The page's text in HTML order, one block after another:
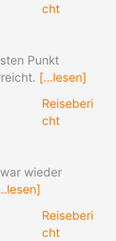
cht
Punkt
[…lesen]
Reiseberi
cht
wieder
Reiseberi
cht